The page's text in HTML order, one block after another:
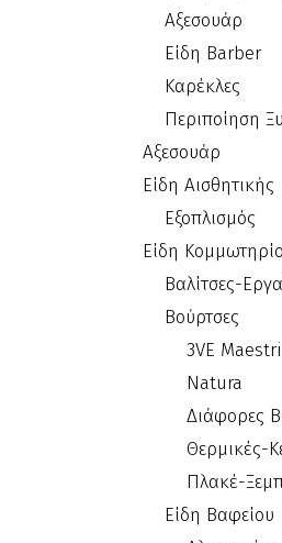
Αξεσουάρ
Είδη Barber
Καρέκλες
Περιποίηση
Αξεσουάρ
Είδη Αισθητικής
Εξοπλισμός
Είδη
Βαλίτσες-
Βούρτσες
3VE Maestri
Natura
Διάφορες
Θερμικές-
Πλακέ-
Είδη Βαφείου